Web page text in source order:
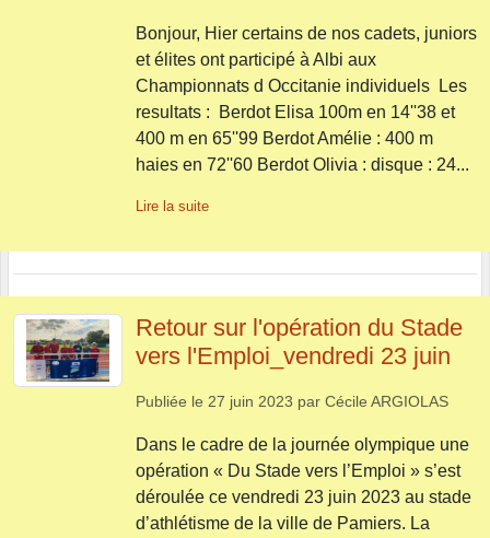
Bonjour, Hier certains de nos cadets, juniors
et élites ont participé à Albi aux
Championnats d Occitanie individuels Les
resultats : Berdot Elisa 100m en 14''38 et
400 m en 65''99 Berdot Amélie : 400 m
haies en 72''60 Berdot Olivia : disque : 24...
Lire la suite
Retour sur l'opération du Stade
vers l'Emploi_vendredi 23 juin
Publiée le 27 juin 2023 par Cécile ARGIOLAS
Dans le cadre de la journée olympique une
opération « Du Stade vers l’Emploi » s’est
déroulée ce vendredi 23 juin 2023 au stade
d’athlétisme de la ville de Pamiers. La